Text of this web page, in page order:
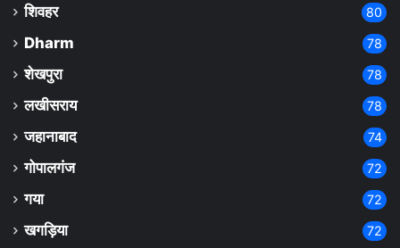
शिवहर 80
Dharm 78
शेखपुरा 78
लखीसराय 78
जहानाबाद 74
गोपालगंज 72
गया 72
खगड़िया 72